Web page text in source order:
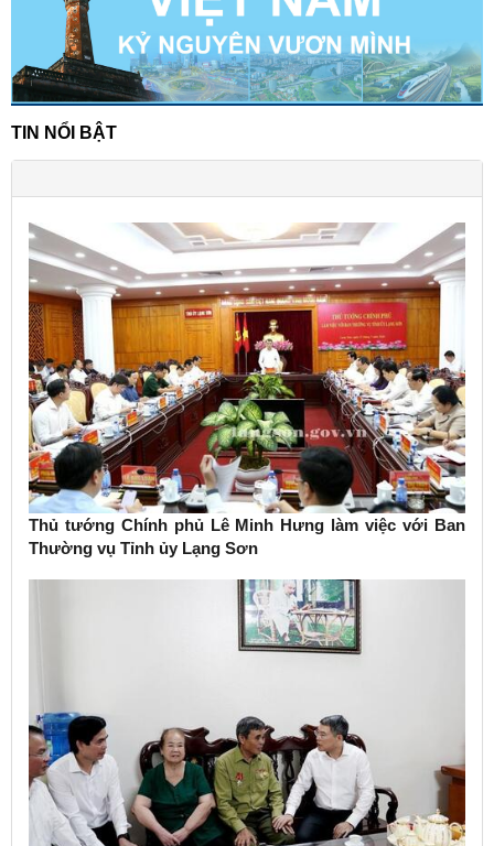
TIN NỔI BẬT
Thủ tướng Chính phủ Lê Minh Hưng làm việc với Ban
Thường vụ Tỉnh ủy Lạng Sơn